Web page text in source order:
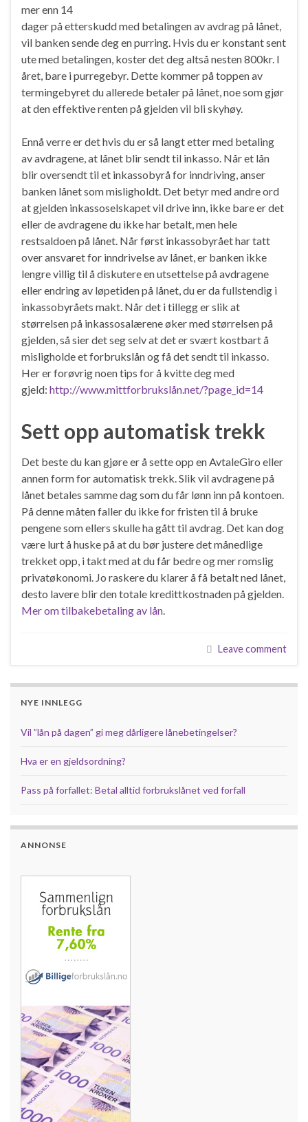
mer enn 14
dager på etterskudd med betalingen av avdrag på lånet,
vil banken sende deg en purring. Hvis du er konstant sent
ute med betalingen, koster det deg altså nesten 800kr. I
året, bare i purregebyr. Dette kommer på toppen av
termingebyret du allerede betaler på lånet, noe som gjør
at den effektive renten på gjelden vil bli skyhøy.
Ennå verre er det hvis du er så langt etter med betaling
av avdragene, at lånet blir sendt til inkasso. Når et lån
blir oversendt til et inkassobyrå for inndriving, anser
banken lånet som misligholdt. Det betyr med andre ord
at gjelden inkassoselskapet vil drive inn, ikke bare er det
eller de avdragene du ikke har betalt, men hele
restsaldoen på lånet. Når først inkassobyrået har tatt
over ansvaret for inndrivelse av lånet, er banken ikke
lengre villig til å diskutere en utsettelse på avdragene
eller endring av løpetiden på lånet, du er da fullstendig i
inkassobyråets makt. Når det i tillegg er slik at
størrelsen på inkassosalærene øker med størrelsen på
gjelden, så sier det seg selv at det er svært kostbart å
misligholde et forbrukslån og få det sendt til inkasso.
Her er forøvrig noen tips for å kvitte deg med
gjeld: http://www.mittforbrukslån.net/?page_id=14
Sett opp automatisk trekk
Det beste du kan gjøre er å sette opp en AvtaleGiro eller
annen form for automatisk trekk. Slik vil avdragene på
lånet betales samme dag som du får lønn inn på kontoen.
På denne måten faller du ikke for fristen til å bruke
pengene som ellers skulle ha gått til avdrag. Det kan dog
være lurt å huske på at du bør justere det månedlige
trekket opp, i takt med at du får bedre og mer romslig
privatøkonomi. Jo raskere du klarer å få betalt ned lånet,
desto lavere blir den totale kredittkostnaden på gjelden.
Mer om tilbakebetaling av lån
Leave comment
NYE INNLEGG
Vil ”lån på dagen” gi meg dårligere lånebetingelser?
Hva er en gjeldsordning?
Pass på forfallet: Betal alltid forbrukslånet ved forfall
ANNONSE